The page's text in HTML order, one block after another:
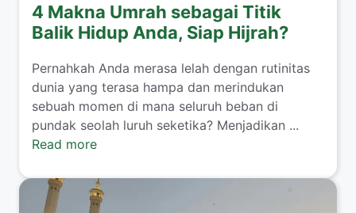
4 Makna Umrah sebagai Titik
Balik Hidup Anda, Siap Hijrah?
​Pernahkah Anda merasa lelah dengan rutinitas
dunia yang terasa hampa dan merindukan
sebuah momen di mana seluruh beban di
pundak seolah luruh seketika? Menjadikan ...
Read more